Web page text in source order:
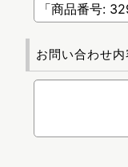
お問い合わせ内